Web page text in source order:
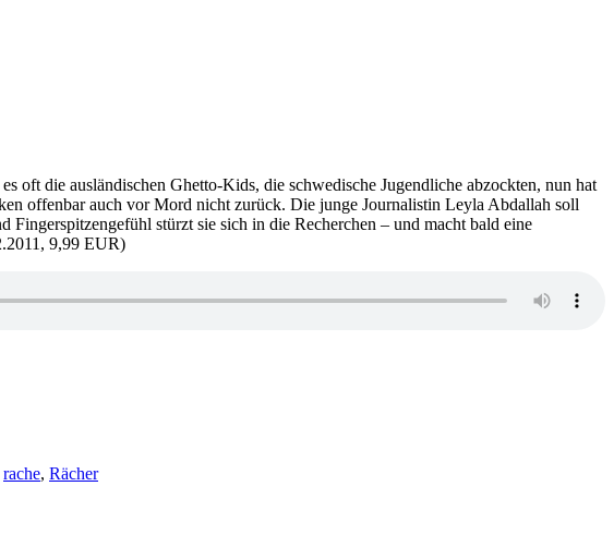
die ausländischen Ghetto-Kids, die schwedische Jugendliche abzockten, nun hat
offenbar auch vor Mord nicht zurück. Die junge Journalistin Leyla Abdallah soll
stürzt sie sich in die Recherchen – und macht bald eine
9,99 EUR)
rache, Rächer